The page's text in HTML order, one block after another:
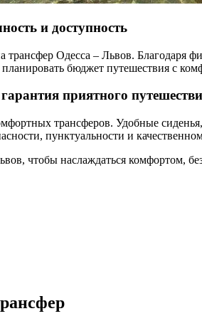
и доступность
Одесса – Львов. Благодаря
планировать бюджет путешествия с
приятного
трансферов. Удобные
пунктуальности и
чтобы наслаждаться